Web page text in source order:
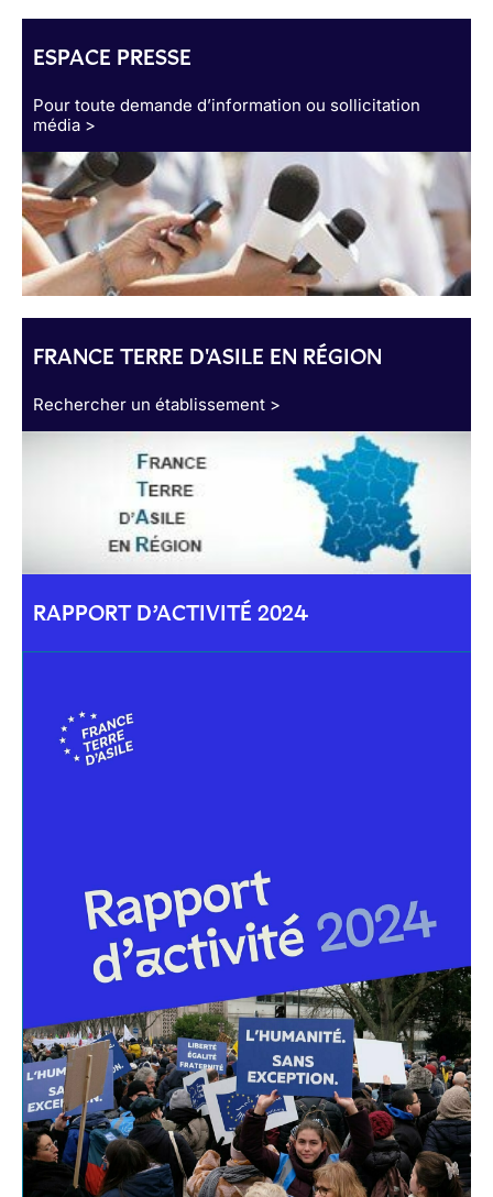
ESPACE PRESSE
Pour toute demande d’information ou sollicitation
média >
FRANCE TERRE D'ASILE EN RÉGION
Rechercher un établissement >
RAPPORT D’ACTIVITÉ 2024